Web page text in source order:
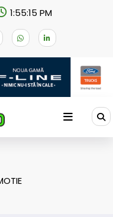
1:55:15 PM